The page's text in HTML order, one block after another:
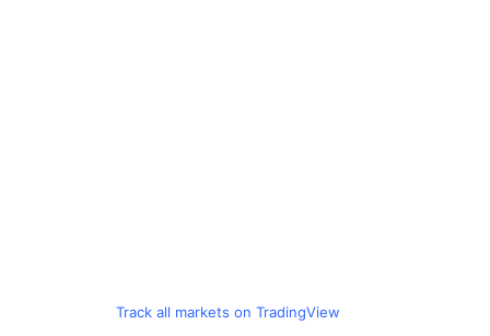
Track all markets on TradingView